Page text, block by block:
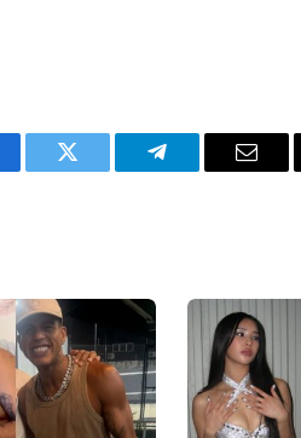
Twitter Telegram Email